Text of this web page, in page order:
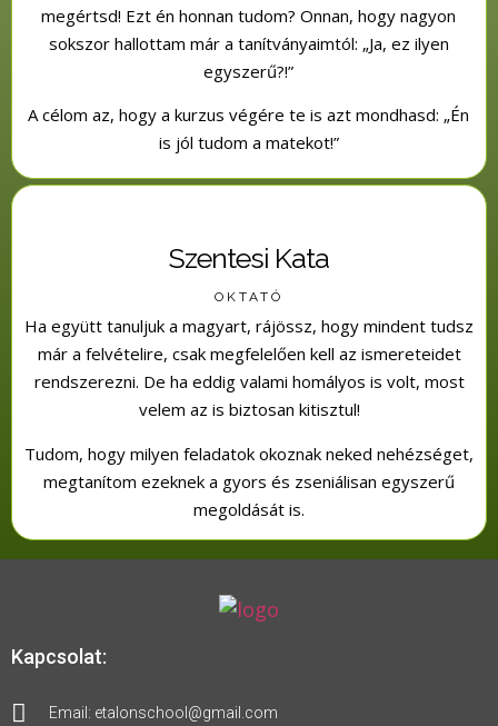
megértsd! Ezt én honnan tudom? Onnan, hogy nagyon
sokszor hallottam már a tanítványaimtól: „Ja, ez ilyen
egyszerű?!”
A célom az, hogy a kurzus végére te is azt mondhasd: „Én
is jól tudom a matekot!”
Szentesi Kata
OKTATÓ
Ha együtt tanuljuk a magyart, rájössz, hogy mindent tudsz
már a felvételire, csak megfelelően kell az ismereteidet
rendszerezni. De ha eddig valami homályos is volt, most
velem az is biztosan kitisztul!
Tudom, hogy milyen feladatok okoznak neked nehézséget,
megtanítom ezeknek a gyors és zseniálisan egyszerű
megoldását is.
Kapcsolat:
Email: etalonschool@gmail.com